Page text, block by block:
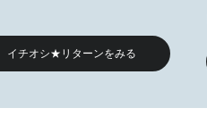
イチオシ★リターンをみる